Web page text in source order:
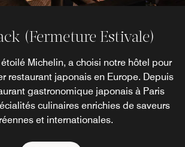
(Fermeture Estivale)
Michelin, a choisi notre hôtel pour
restaurant japonais en Europe. Depuis
gastronomique japonais à Paris
culinaires enrichies de saveurs
et internationales.
& Bar 19.20 by Norbert
Déco à Paris évoque la joie de vivre et
vie parisienne dans les années 1920.
ornés de peintures très travaillées
la riche histoire de Paris.
Le Patio
ornée de mosaïques au cœur de
de tranquillité : le refuge idéal pour
rafraîchissant ou un afternoon tea à
offrent encore plus un aspect cosy à
notre Patio.